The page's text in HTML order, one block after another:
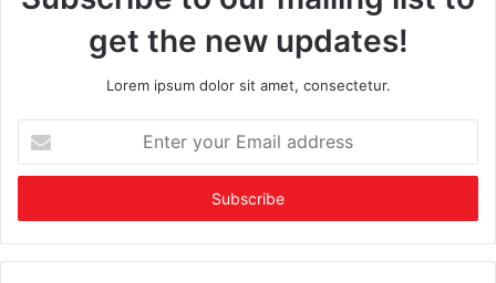
get the new updates!
Lorem ipsum dolor sit amet, consectetur.
your
Email